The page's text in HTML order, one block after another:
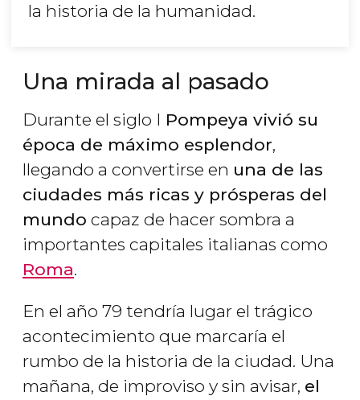
la historia de la humanidad.
Una mirada al pasado
Durante el siglo I Pompeya vivió su
época de máximo esplendor,
llegando a convertirse en una de las
ciudades más ricas y prósperas del
mundo capaz de hacer sombra a
importantes capitales italianas como
Roma.
En el año 79 tendría lugar el trágico
acontecimiento que marcaría el
rumbo de la historia de la ciudad. Una
mañana, de improviso y sin avisar, el